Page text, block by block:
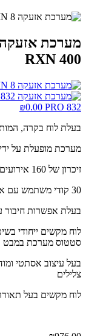
RXN 400
PRO 832
₪0.00
בעלת לוח בקרה,
מערכת מופעלת על
זיכרון של 160 אירועים אחרונים, מתוכם 128 לא מחיקים
30 קודי משתמש עם אפשרות להוספה 30 כרטיסי קרבה
בעלת אפשרות חיבור עד 4 מדורים ועד 8 לוחות
לוח מקשים ייחודי
סטטוס מערכת במבט
בעל עיצוב אסתטי
צלילים
לוח מקשים בעל